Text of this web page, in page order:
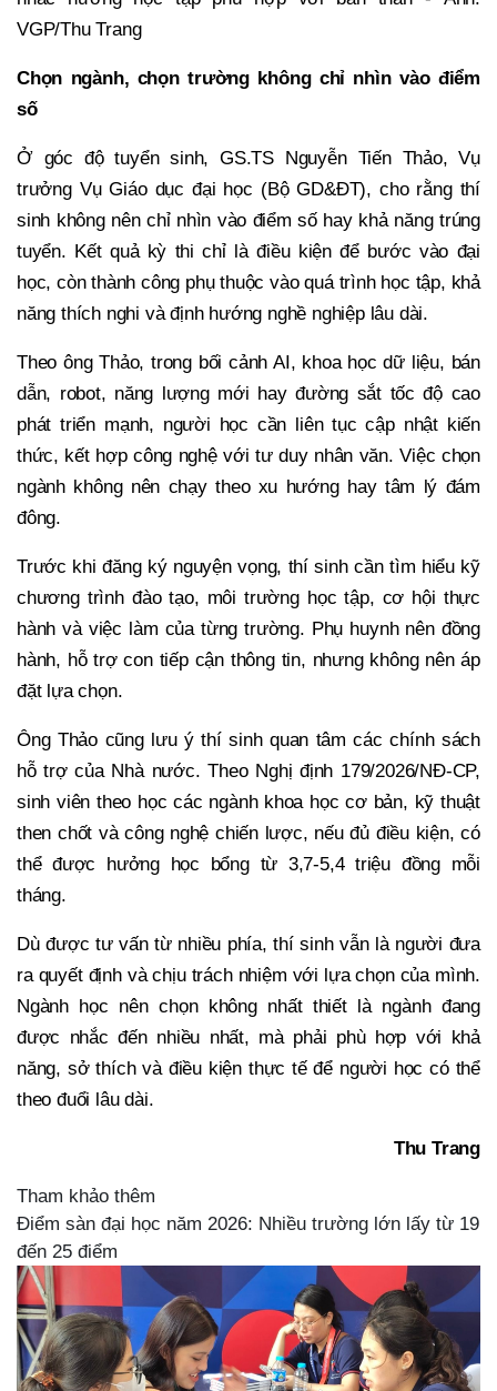
VGP/Thu Trang
Chọn ngành, chọn trường không chỉ nhìn vào điểm
số
Ở góc độ tuyển sinh, GS.TS Nguyễn Tiến Thảo, Vụ
trưởng Vụ Giáo dục đại học (Bộ GD&ĐT), cho rằng thí
sinh không nên chỉ nhìn vào điểm số hay khả năng trúng
tuyển. Kết quả kỳ thi chỉ là điều kiện để bước vào đại
học, còn thành công phụ thuộc vào quá trình học tập, khả
năng thích nghi và định hướng nghề nghiệp lâu dài.
Theo ông Thảo, trong bối cảnh AI, khoa học dữ liệu, bán
dẫn, robot, năng lượng mới hay đường sắt tốc độ cao
phát triển mạnh, người học cần liên tục cập nhật kiến
thức, kết hợp công nghệ với tư duy nhân văn. Việc chọn
ngành không nên chạy theo xu hướng hay tâm lý đám
đông.
Trước khi đăng ký nguyện vọng, thí sinh cần tìm hiểu kỹ
chương trình đào tạo, môi trường học tập, cơ hội thực
hành và việc làm của từng trường. Phụ huynh nên đồng
hành, hỗ trợ con tiếp cận thông tin, nhưng không nên áp
đặt lựa chọn.
Ông Thảo cũng lưu ý thí sinh quan tâm các chính sách
hỗ trợ của Nhà nước. Theo Nghị định 179/2026/NĐ-CP,
sinh viên theo học các ngành khoa học cơ bản, kỹ thuật
then chốt và công nghệ chiến lược, nếu đủ điều kiện, có
thể được hưởng học bổng từ 3,7-5,4 triệu đồng mỗi
tháng.
Dù được tư vấn từ nhiều phía, thí sinh vẫn là người đưa
ra quyết định và chịu trách nhiệm với lựa chọn của mình.
Ngành học nên chọn không nhất thiết là ngành đang
được nhắc đến nhiều nhất, mà phải phù hợp với khả
năng, sở thích và điều kiện thực tế để người học có thể
theo đuổi lâu dài.
Thu Trang
Tham khảo thêm
Điểm sàn đại học năm 2026: Nhiều trường lớn lấy từ 19
đến 25 điểm